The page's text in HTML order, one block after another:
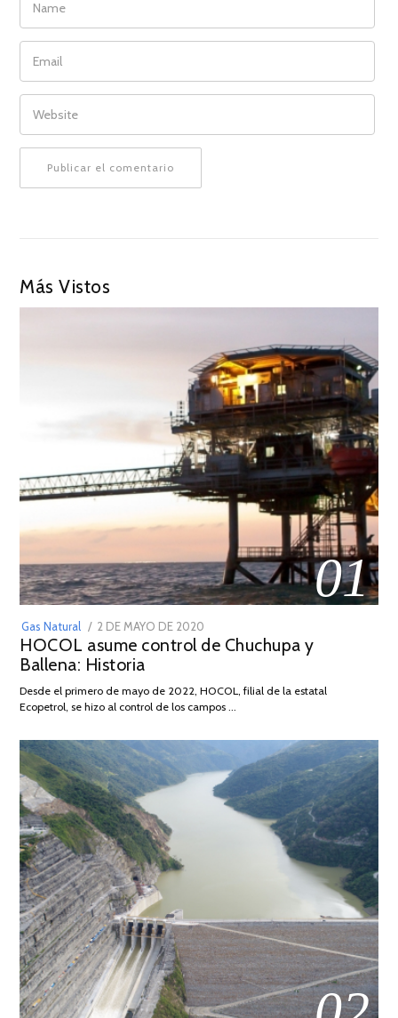
EMAIL
WEBSITE
Más Vistos
01
Gas Natural
POSTED
ON
2 DE MAYO DE 2020
DE
2026
HOCOL asume control de Chuchupa y
Ballena: Historia
Desde el primero de mayo de 2022, HOCOL, filial de la estatal
Ecopetrol, se hizo al control de los campos …